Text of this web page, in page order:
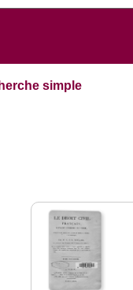
simple